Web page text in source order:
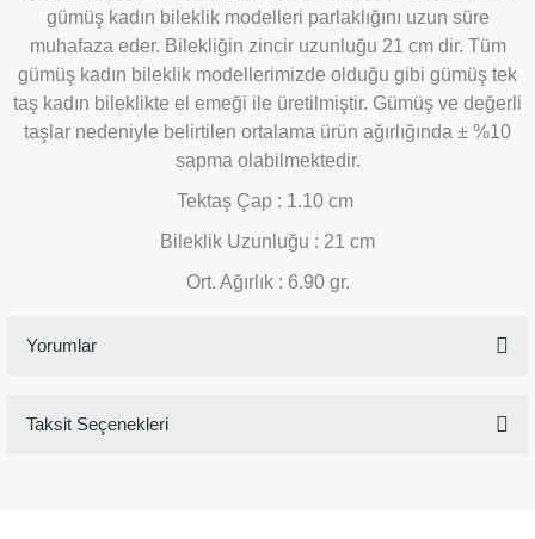
gümüş kadın bileklik modelleri parlaklığını uzun süre
muhafaza eder. Bilekliğin zincir uzunluğu 21 cm dir. Tüm
gümüş kadın bileklik modellerimizde olduğu gibi gümüş tek
taş kadın bileklikte el emeği ile üretilmiştir. Gümüş ve değerli
taşlar nedeniyle belirtilen ortalama ürün ağırlığında ± %10
sapma olabilmektedir.
Tektaş Çap : 1.10 cm
Bileklik Uzunluğu : 21 cm
Ort. Ağırlık : 6.90 gr.
Yorumlar
Taksit Seçenekleri